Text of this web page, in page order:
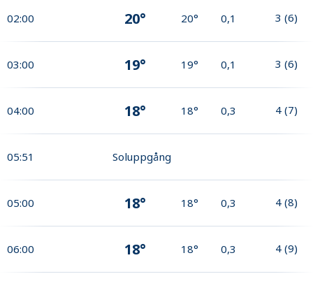
02:00 20° 20° 0,1 3 (6)
03:00 19° 19° 0,1 3 (6)
04:00 18° 18° 0,3 4 (7)
05:51 Soluppgång
05:00 18° 18° 0,3 4 (8)
06:00 18° 18° 0,3 4 (9)